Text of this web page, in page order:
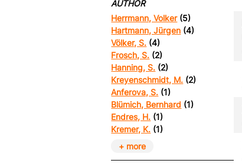
AUTHOR
Herrmann, Volker(5)
Hartmann, Jürgen (4)
Völker, S. (4)
Frosch, S. (2)
Hanning, S. (2)
Kreyenschmidt, M. (2)
Anferova, S. (1)
Blümich, Bernhard (1)
Endres, H. (1)
Kremer, K. (1)
+ more